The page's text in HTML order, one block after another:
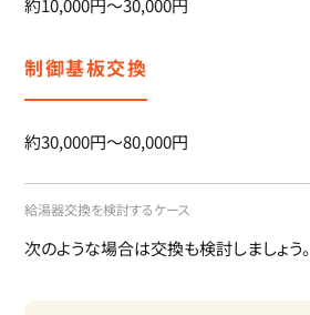
約10,000円～30,000円
制御基板交換
約30,000円～80,000円
給湯器交換を検討するケース
次のような場合は交換も検討しましょう。